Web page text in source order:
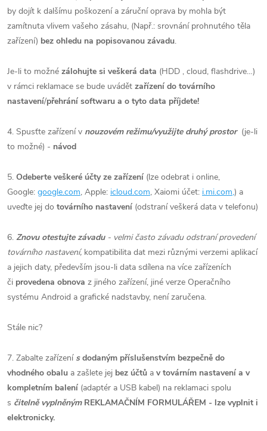
by dojít k dalšímu poškození a záruční oprava by mohla být
zamítnuta vlivem vašeho zásahu, (Např.: srovnání prohnutého těla
zařízení) bez ohledu na popisovanou závadu.
Je-li to možné zálohujte si veškerá data (HDD , cloud, flashdrive…)
v rámci reklamace se bude uvádět zařízení do továrního
nastavení/přehrání softwaru a o tyto data příjdete!
4. Spusťte zařízení v nouzovém režimu/využijte druhý prostor(je-li
to možné) - návod
5. Odeberte veškeré účty ze zařízení (lze odebrat i online,
Google: google.com, Apple: icloud.com, Xaiomi účet: i.mi.com,) a
uveďte jej do továrního nastavení (odstraní veškerá data v telefonu)
6. Znovu otestujte závadu- velmi často závadu odstraní provedení
továrního nastavení,kompatibilita dat mezi různými verzemi aplikací
a jejich daty, především jsou-li data sdílena na více zařízeních
či provedena obnova z jiného zařízení, jiné verze Operačního
systému Android a grafické nadstavby, není zaručena.
Stále nic?
7. Zabalte zařízení sdodaným příslušenstvím bezpečně do
vhodného obalu a zašlete jej bez účtů a v továrním nastavení a v
kompletním balení (adaptér a USB kabel) na reklamaci spolu
s čitelně vyplněným REKLAMAČNÍM FORMULÁŘEM - lze vyplnit i
elektronicky.